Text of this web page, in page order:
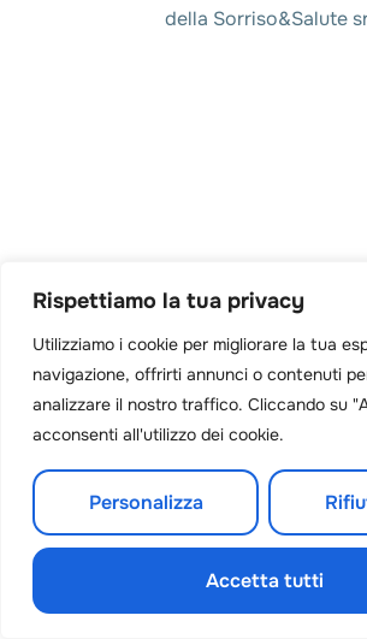
Rispettiamo la tua privacy
Utilizziamo i cookie per migliorare la tua
navigazione, offrirti annunci o contenuti
analizzare il nostro traffico. Cliccando su
acconsenti all'utilizzo dei cookie.
Personalizza
Accetta tutti
della Sorriso&Salute